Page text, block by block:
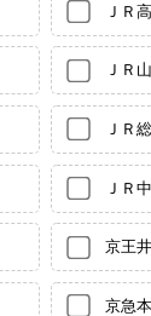
ＪＲ
ＪＲ
ＪＲ
ＪＲ
京王
京急